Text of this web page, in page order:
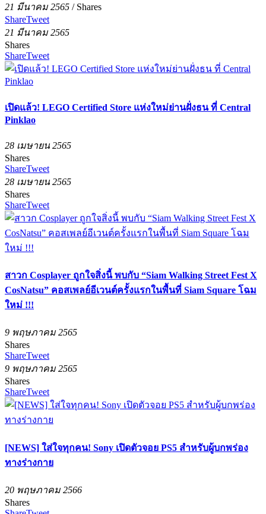
21 มีนาคม 2565 / Shares
ShareTweet
21 มีนาคม 2565
Shares
ShareTweet
เปิดแล้ว! LEGO Certified Store แห่งใหม่ย่านฝั่งธน ที่ Central
Pinklao
28 เมษายน 2565
Shares
ShareTweet
28 เมษายน 2565
Shares
ShareTweet
สาวก Cosplayer ถูกใจสิ่งนี้ พบกับ “Siam Walking Street Fest X
CosNatsu” คอสเพลย์อีเวนต์ครั้งแรกในพื้นที่ Siam Square โฉม
ใหม่ !!!
9 พฤษภาคม 2565
Shares
ShareTweet
9 พฤษภาคม 2565
Shares
ShareTweet
[NEWS] ใส่ใจทุกคน! Sony เปิดตัวจอย PS5 สำหรับผู้บกพร่อง
ทางร่างกาย
20 พฤษภาคม 2566
Shares